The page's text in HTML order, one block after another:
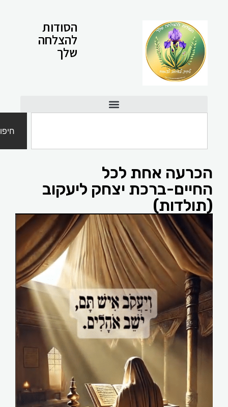
הסודות
להצלחה
שלך
חיפוש
אחת לכל
ברכת יצחק ליעקוב